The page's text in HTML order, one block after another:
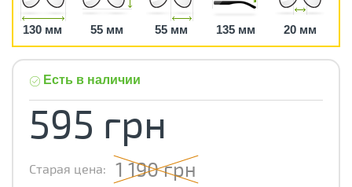
130 мм 55 мм 55 мм 135 мм 20 мм
Есть в наличии
595 грн
Старая цена: 1 190 грн